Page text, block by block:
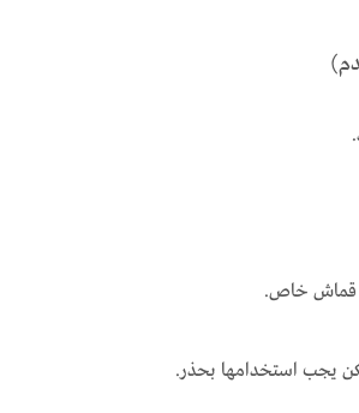
قماش خاص.
يجب استخدامها بحذر.